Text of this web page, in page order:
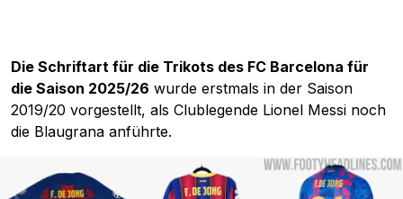
Die Schriftart für die Trikots des FC Barcelona für
die Saison 2025/26 wurde erstmals in der Saison
2019/20 vorgestellt, als Clublegende Lionel Messi noch
die Blaugrana anführte.